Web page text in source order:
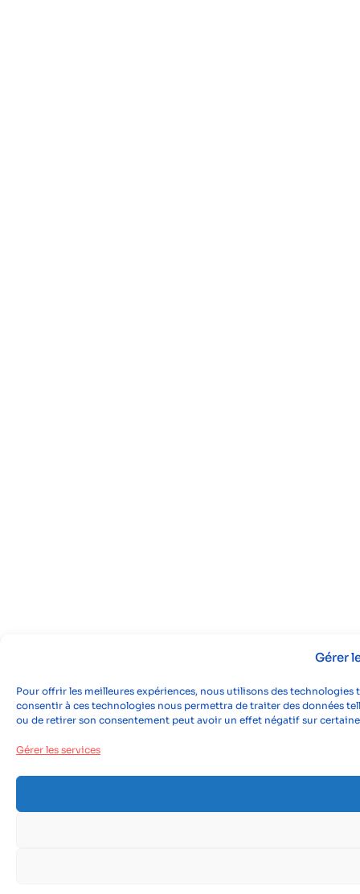
Gérer
Pour offrir les meilleures expériences, nous utilisons des
consentir à ces technologies nous permettra de traiter des données
ou de retirer son consentement peut avoir un effet négatif sur
Gérer les services